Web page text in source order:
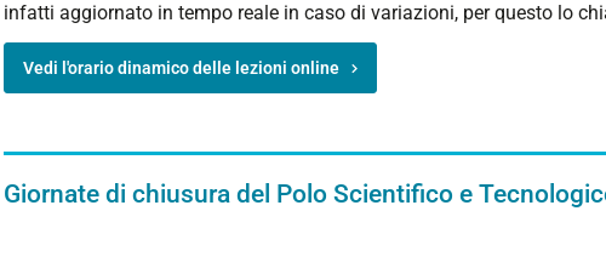
infatti aggiornato in tempo reale in caso di variazioni, per questo lo
Vedi l'orario dinamico delle lezioni online
Giornate di chiusura del Polo Scientifico e